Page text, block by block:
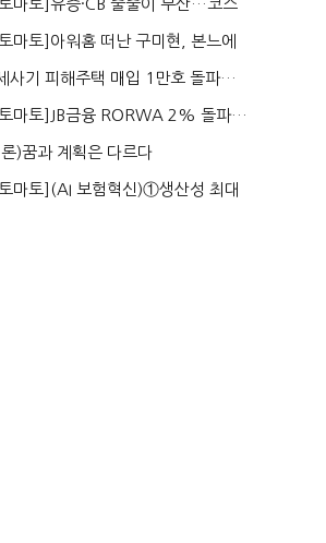
토마토]유증·CB 줄줄이 무산…코스
점 급증에 ...
토마토]아워홈 떠난 구미현, 본느에
억 베팅…가...
사기 피해주택 매입 1만호 돌파…
피해자 4만2...
토마토]JB금융 RORWA 2% 돌파…
견인은 은행 ...
)꿈과 계획은 다르다
토마토](AI 보험혁신)①생산성 최대